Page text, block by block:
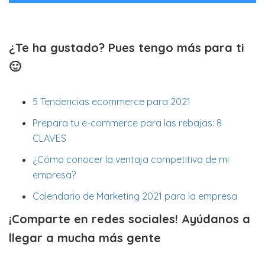
¿Te ha gustado? Pues tengo más para ti
🙂
5 Tendencias ecommerce para 2021
Prepara tu e-commerce para las rebajas: 8
CLAVES
¿Cómo conocer la ventaja competitiva de mi
empresa?
Calendario de Marketing 2021 para la empresa
¡Comparte en redes sociales! Ayúdanos a
llegar a mucha más gente